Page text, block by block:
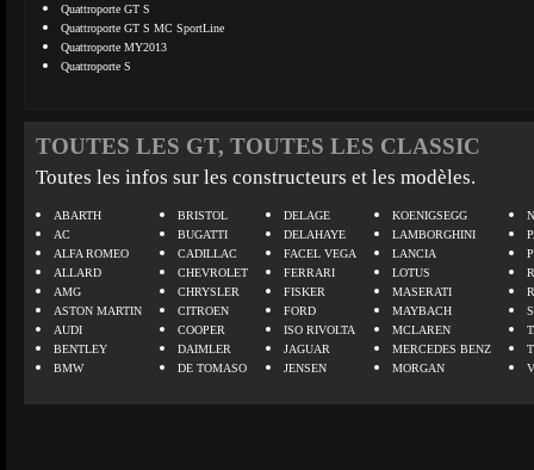
Quattroporte GT S
Quattroporte GT S MC SportLine
Quattroporte MY2013
Quattroporte S
TOUTES LES GT, TOUTES LES CLASSIC
Toutes les infos sur les constructeurs et les modèles.
ABARTH
AC
ALFA ROMEO
ALLARD
AMG
ASTON MARTIN
AUDI
BENTLEY
BMW
BRISTOL
BUGATTI
CADILLAC
CHEVROLET
CHRYSLER
CITROEN
COOPER
DAIMLER
DE TOMASO
DELAGE
DELAHAYE
FACEL VEGA
FERRARI
FISKER
FORD
ISO RIVOLTA
JAGUAR
JENSEN
KOENIGSEGG
LAMBORGHINI
LANCIA
LOTUS
MASERATI
MAYBACH
MCLAREN
MERCEDES BENZ
MORGAN